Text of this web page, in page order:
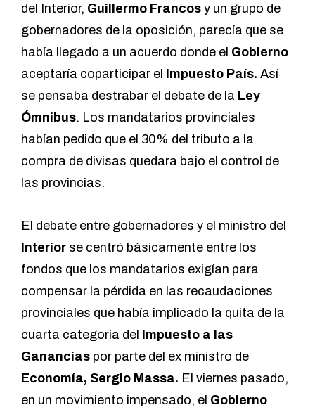
del Interior, Guillermo Francos y un grupo de
gobernadores de la oposición, parecía que se
había llegado a un acuerdo donde el Gobierno
aceptaría coparticipar el Impuesto País. Así
se pensaba destrabar el debate de la Ley
Ómnibus. Los mandatarios provinciales
habían pedido que el 30% del tributo a la
compra de divisas quedara bajo el control de
las provincias.
El debate entre gobernadores y el ministro del
Interior se centró básicamente entre los
fondos que los mandatarios exigían para
compensar la pérdida en las recaudaciones
provinciales que había implicado la quita de la
cuarta categoría del Impuesto a las
Ganancias por parte del ex ministro de
Economía, Sergio Massa. El viernes pasado,
en un movimiento impensado, el Gobierno